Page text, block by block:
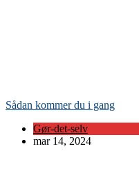
Sådan kommer du i gang
Gør-det-selv
mar 14, 2024